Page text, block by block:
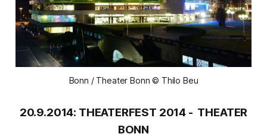
Bonn / Theater Bonn © Thilo Beu
20.9.2014: THEATERFEST 2014 - THEATER
BONN